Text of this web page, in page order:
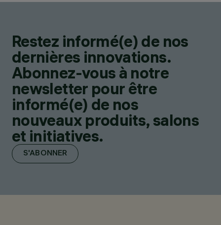
Restez informé(e) de nos
dernières innovations.
Abonnez-vous à notre
newsletter pour être
informé(e) de nos
nouveaux produits, salons
et initiatives.
S'ABONNER